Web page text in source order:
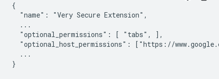
{
  "name": "Very Secure Extension",
  ...
  "optional_permissions": [ "tabs", ],
"optional_host_permissions": ["https://
  ...